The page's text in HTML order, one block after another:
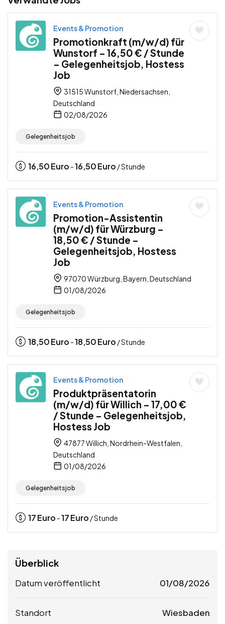
Events & Promotion
Promotionkraft (m/w/d) für
Wunstorf – 16,50 € / Stunde
– Gelegenheitsjob, Hostess
Job
31515 Wunstorf, Niedersachsen,
Deutschland
02/08/2026
Gelegenheitsjob
16,50Euro -16,50Euro / Stunde
Events & Promotion
Promotion-Assistentin
(m/w/d) für Würzburg –
18,50 € / Stunde –
Gelegenheitsjob, Hostess
Job
97070 Würzburg, Bayern, Deutschland
01/08/2026
Gelegenheitsjob
18,50Euro -18,50Euro / Stunde
Events & Promotion
Produktpräsentatorin
(m/w/d) für Willich – 17,00 €
/ Stunde – Gelegenheitsjob,
Hostess Job
47877 Willich, Nordrhein-Westfalen,
Deutschland
01/08/2026
Gelegenheitsjob
17Euro -17Euro / Stunde
Überblick
Datum veröffentlicht 01/08/2026
Standort Wiesbaden